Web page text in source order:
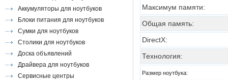
Аккумуляторы для ноутбуков
Блоки питания для ноутбуков
Сумки для ноутбуков
Столики для ноутбуков
Доска объявлений
Драйвера для ноутбуков
Сервисные центры
Максимум памяти:
Общая память:
DirectX:
Технология:
Размер ноутбука: